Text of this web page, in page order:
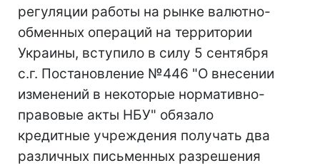
регуляции работы на рынке валютно-
обменных операций на территории
Украины, вступило в силу 5 сентября
с.г. Постановление №446 "О внесении
изменений в некоторые нормативно-
правовые акты НБУ" обязало
кредитные учреждения получать два
различных письменных разрешения